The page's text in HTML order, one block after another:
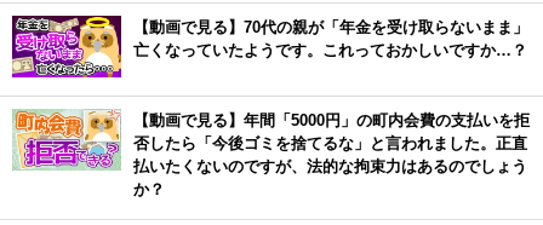
【動画で見る】70代の親が「年金を受け取らないまま」
亡くなっていたようです。これっておかしいですか…？
【動画で見る】年間「5000円」の町内会費の支払いを拒
否したら「今後ゴミを捨てるな」と言われました。正直
払いたくないのですが、法的な拘束力はあるのでしょう
か？